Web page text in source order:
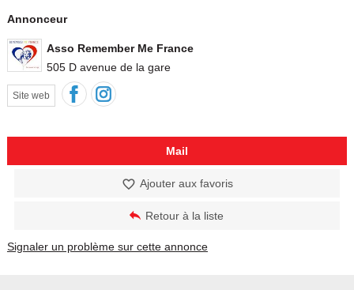
Annonceur
Asso Remember Me France
505 D avenue de la gare
Site web
Mail
Ajouter aux favoris
Retour à la liste
Signaler un problème sur cette annonce